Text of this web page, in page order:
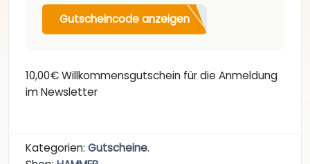
Gutscheincode anzeigen
10,00€ Willkommensgutschein für die Anmeldung
im Newsletter
Kategorien: Gutscheine.